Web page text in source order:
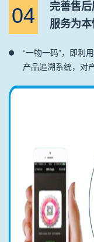
04
完善售
服务为
“一物一码”，即利
产品追溯系统，对